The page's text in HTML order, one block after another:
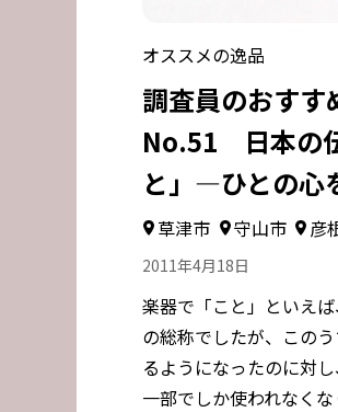
オススメの逸品
調査員のおす
No.51 日本の
と」―ひとの
草津市 守山市 彦
2011年4月18日
楽器で「こと」といえ
の総称でしたが、この
るようになったのに対
一部でしか使われなく